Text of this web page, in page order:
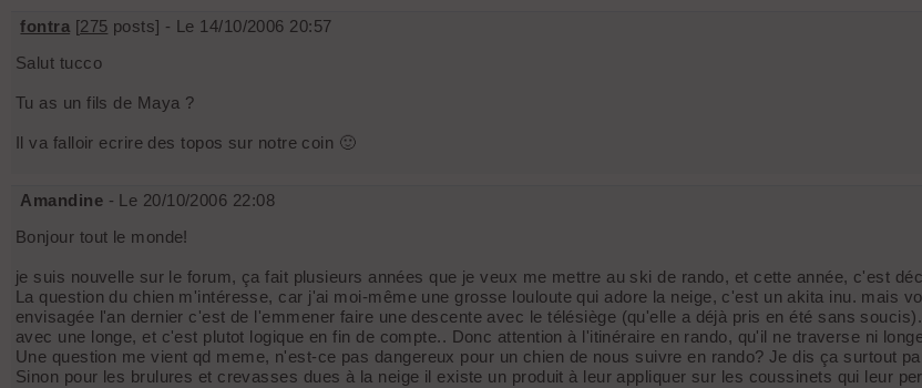
fontra [275 posts] - Le 14/10/2006 20:57
Salut tucco
Tu as un fils de Maya ?
Il va falloir ecrire des topos sur notre coin 🙂
Amandine - Le 20/10/2006 22:08
Bonjour tout le monde!
je suis nouvelle sur le forum, ça fait plusieurs années que je veux me mettre au ski de rando, et cette année, c'est
La question du chien m'intéresse, car j'ai moi-même une grosse louloute qui adore la neige, c'est un akita inu. mais
envisagée l'an dernier c'est de l'emmener faire une descente avec le télésiège (qu'elle a déjà pris en été sans
avec une longe, et c'est plutot logique en fin de compte.. Donc attention à l'itinéraire en rando, qu'il ne traverse ni
Une question me vient qd meme, n'est-ce pas dangereux pour un chien de nous suivre en rando? Je dis ça surtout
Sinon pour les brulures et crevasses dues à la neige il existe un produit à leur appliquer sur les coussinets qui leur